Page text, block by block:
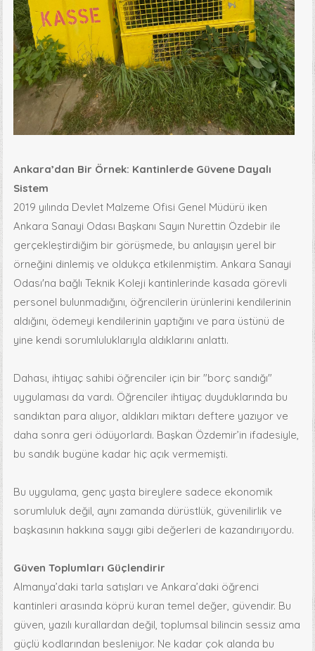
Ankara’dan Bir Örnek: Kantinlerde Güvene Dayalı
Sistem
2019 yılında Devlet Malzeme Ofisi Genel Müdürü iken
Ankara Sanayi Odası Başkanı Sayın Nurettin Özdebir ile
gerçekleştirdiğim bir görüşmede, bu anlayışın yerel bir
örneğini dinlemiş ve oldukça etkilenmiştim. Ankara Sanayi
Odası'na bağlı Teknik Koleji kantinlerinde kasada görevli
personel bulunmadığını, öğrencilerin ürünlerini kendilerinin
aldığını, ödemeyi kendilerinin yaptığını ve para üstünü de
yine kendi sorumluluklarıyla aldıklarını anlattı.
Dahası, ihtiyaç sahibi öğrenciler için bir "borç sandığı"
uygulaması da vardı. Öğrenciler ihtiyaç duyduklarında bu
sandıktan para alıyor, aldıkları miktarı deftere yazıyor ve
daha sonra geri ödüyorlardı. Başkan Özdemir’in ifadesiyle,
bu sandık bugüne kadar hiç açık vermemişti.
Bu uygulama, genç yaşta bireylere sadece ekonomik
sorumluluk değil, aynı zamanda dürüstlük, güvenilirlik ve
başkasının hakkına saygı gibi değerleri de kazandırıyordu.
Güven Toplumları Güçlendirir
Almanya’daki tarla satışları ve Ankara’daki öğrenci
kantinleri arasında köprü kuran temel değer, güvendir. Bu
güven, yazılı kurallardan değil, toplumsal bilincin sessiz ama
güçlü kodlarından besleniyor. Ne kadar çok alanda bu